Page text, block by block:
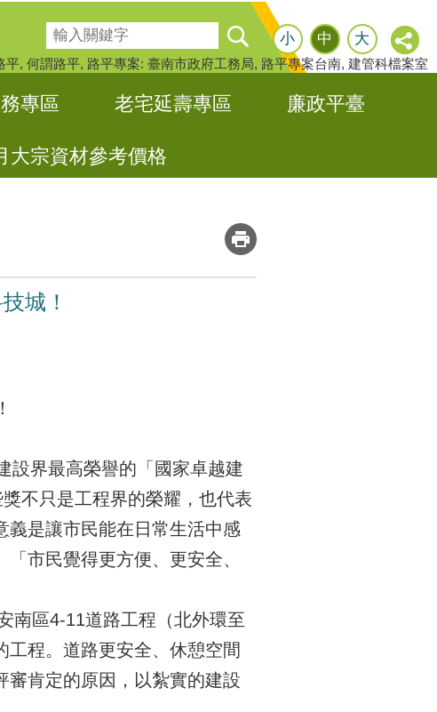
搜尋
小 中 大
平 何謂路平 路平專案: 臺南市政府工務局 路平專案台南 建管科檔案室
專區 老宅延壽專區 廉政平臺
大宗資材參考價格
_
城！
設界最高榮譽的「國家卓越建
不只是工程界的榮耀，也代表
義是讓市民能在日常生活中感
市民覺得更方便、更安全、
南區4-11道路工程（北外環至
程。道路更安全、休憩空間
審肯定的原因，以紮實的建設